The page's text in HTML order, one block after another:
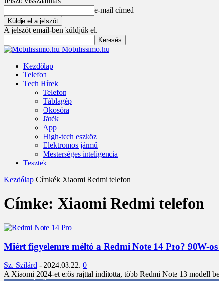
e-mail címed
A jelszót email-ben küldjük el.
Mobilissimo.hu
Kezdőlap
Telefon
Tech Hírek
Telefon
Táblagép
Okosóra
Játék
App
High-tech eszköz
Elektromos jármű
Mesterséges inteligencia
Tesztek
Kezdőlap Címkék Xiaomi Redmi telefon
Címke: Xiaomi Redmi telefon
Miért figyelemre méltó a Redmi Note 14 Pro? 90W-os
Sz. Szilárd - 2024.08.22. 0
A Xiaomi 2024-et erős rajttal indította, több Redmi Note 13 modell
3,452 Rajongók